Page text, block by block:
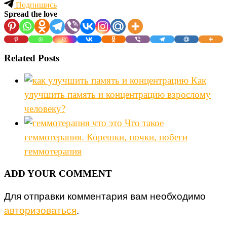
Подпишись
Spread the love
Related Posts
Как
улучшить память и концентрацию взрослому
человеку?
Что такое
геммотерапия. Корешки, почки, побеги
геммотерапия
ADD YOUR COMMENT
Для отправки комментария вам необходимо
авторизоваться.